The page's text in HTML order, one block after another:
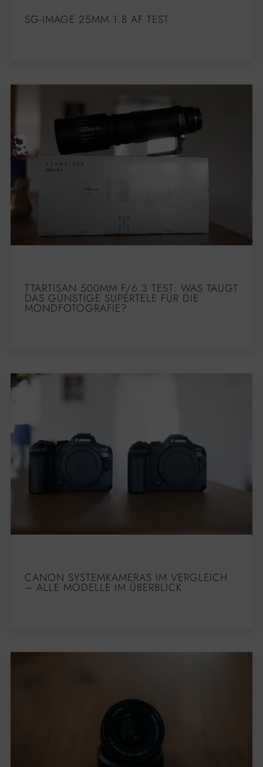
SG-IMAGE 25MM 1.8 AF TEST
TTARTISAN 500MM F/6.3 TEST: WAS TAUGT
DAS GÜNSTIGE SUPERTELE FÜR DIE
MONDFOTOGRAFIE?
CANON SYSTEMKAMERAS IM VERGLEICH
– ALLE MODELLE IM ÜBERBLICK